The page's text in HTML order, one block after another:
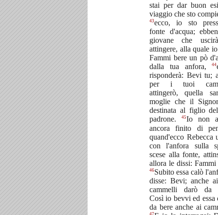
stai per dar buon
viaggio che sto
43ecco, io sto
fonte d'acqua;
giovane che
attingere, alla quale
Fammi bere un pò
dalla tua anfora,44
risponderà: Bevi tu;
per i tuoi
attingerò, quella
moglie che il
destinata al figlio
padrone.
45Io non
ancora finito di
quand'ecco Rebecca
con l'anfora sulla
scese alla fonte,
allora le dissi: Fammi
46Subito essa calò
disse: Bevi; anche
cammelli darò da
Così io bevvi ed essa
da bere anche ai